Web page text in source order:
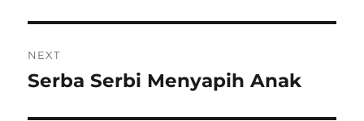
NEXT
Next
Serba Serbi Menyapih Anak